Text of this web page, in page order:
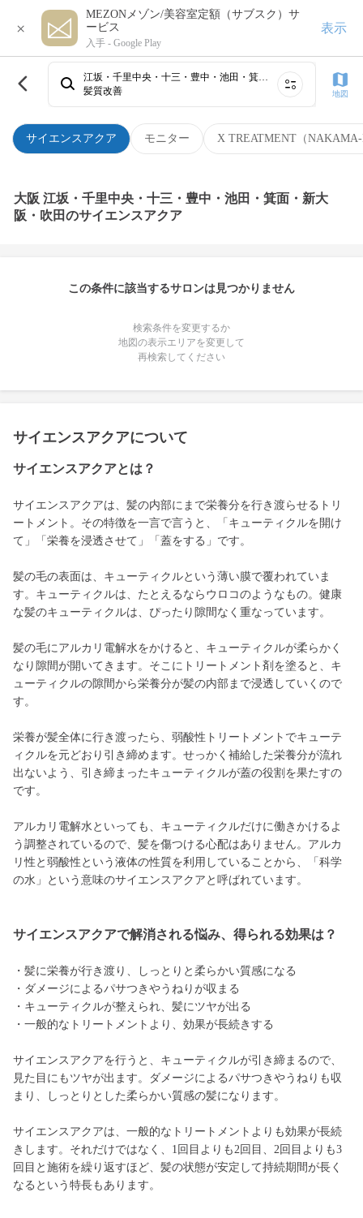
×
MEZONメゾン/美容室定額（サブスク）サ
ービス
入手 - Google Play
表示
サイエンスアクア モニター X TREATMENT（
江坂・千里中央・十三・豊中・池田・箕面・新大阪・吹田
髪質改善
地図
大阪 江坂・千里中央・十三・豊中・池田・箕面・新大
阪・吹田のサイエンスアクア
この条件に該当するサロンは見つかりません
検索条件を変更するか
地図の表示エリアを変更して
再検索してください
サイエンスアクアについて
サイエンスアクアとは？
サイエンスアクアは、髪の内部にまで栄養分を行き渡らせるトリ
ートメント。その特徴を一言で言うと、「キューティクルを開け
て」「栄養を浸透させて」「蓋をする」です。
髪の毛の表面は、キューティクルという薄い膜で覆われていま
す。キューティクルは、たとえるならウロコのようなもの。健康
な髪のキューティクルは、ぴったり隙間なく重なっています。
髪の毛にアルカリ電解水をかけると、キューティクルが柔らかく
なり隙間が開いてきます。そこにトリートメント剤を塗ると、キ
ューティクルの隙間から栄養分が髪の内部まで浸透していくので
す。
栄養が髪全体に行き渡ったら、弱酸性トリートメントでキューテ
ィクルを元どおり引き締めます。せっかく補給した栄養分が流れ
出ないよう、引き締まったキューティクルが蓋の役割を果たすの
です。
アルカリ電解水といっても、キューティクルだけに働きかけるよ
う調整されているので、髪を傷つける心配はありません。アルカ
リ性と弱酸性という液体の性質を利用していることから、「科学
の水」という意味のサイエンスアクアと呼ばれています。
サイエンスアクアで解消される悩み、得られる効果は？
・髪に栄養が行き渡り、しっとりと柔らかい質感になる
・ダメージによるパサつきやうねりが収まる
・キューティクルが整えられ、髪にツヤが出る
・一般的なトリートメントより、効果が長続きする
サイエンスアクアを行うと、キューティクルが引き締まるので、
見た目にもツヤが出ます。ダメージによるパサつきやうねりも収
まり、しっとりとした柔らかい質感の髪になります。
サイエンスアクアは、一般的なトリートメントよりも効果が長続
きします。それだけではなく、1回目よりも2回目、2回目よりも3
回目と施術を繰り返すほど、髪の状態が安定して持続期間が長く
なるという特長もあります。